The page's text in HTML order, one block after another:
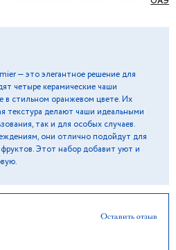
— это элегантное решение для
четыре керамические чаши
в стильном оранжевом цвете. Их
текстура делают чаши идеальными
так и для особых случаев.
они отлично подойдут для
Этот набор добавит уют и
Оставить отзыв